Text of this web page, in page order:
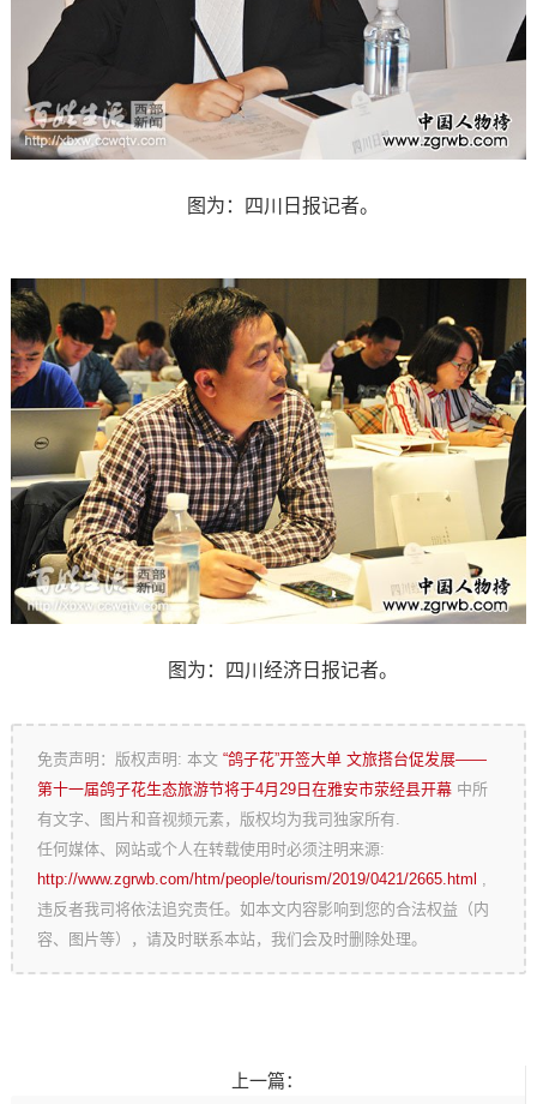
图为：四川日报记者。
图为：四川经济日报记者。
免责声明：版权声明: 本文“鸽子花”开签大单 文旅搭台促发展——
第十一届鸽子花生态旅游节将于4月29日在雅安市荥经县开幕 中所
有文字、图片和音视频元素，版权均为我司独家所有.
任何媒体、网站或个人在转载使用时必须注明来源:
http://www.zgrwb.com/htm/people/tourism/2019/0421/2665.html
违反者我司将依法追究责任。如本文内容影响到您的合法权益（内
容、图片等），请及时联系本站，我们会及时删除处理。
上一篇：